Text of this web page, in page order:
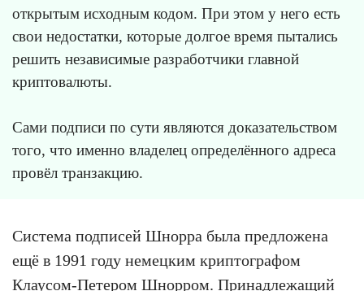
открытым исходным кодом. При этом у него есть
свои недостатки, которые долгое время пытались
решить независимые разработчики главной
криптовалюты.
Сами подписи по сути являются доказательством
того, что именно владелец определённого адреса
провёл транзакцию.
Система подписей Шнорра была предложена
ещё в 1991 году немецким криптографом
Клаусом-Петером Шнорром. Принадлежащий